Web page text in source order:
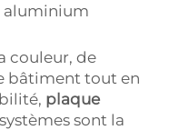
aluminium
couleur, de
bâtiment tout en
plaque
sont la